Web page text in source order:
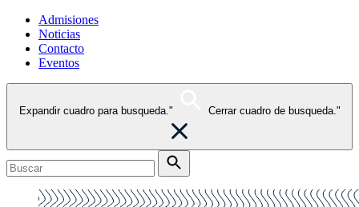
Admisiones
Noticias
Contacto
Eventos
Expandir cuadro para busqueda." Cerrar cuadro de busqueda."